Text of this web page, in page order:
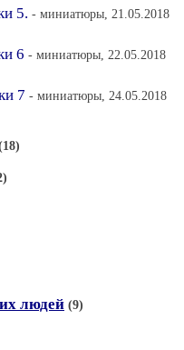
5. - миниатюры, 21.05.2018
6 - миниатюры, 22.05.2018
7 - миниатюры, 24.05.2018
людей (9)